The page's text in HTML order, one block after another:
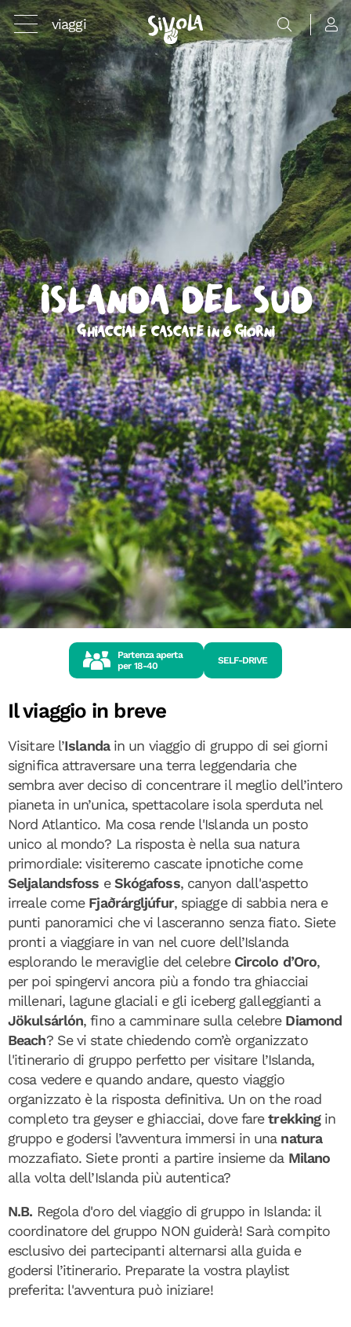
viaggi
Islanda del Sud
Ghiacciai e cascate in 6 giorni
Partenza aperta
per 18-40
SELF-DRIVE
Il viaggio in breve
Visitare l’Islandain un viaggio di gruppo di sei giorni
significa attraversare una terra leggendaria che
sembra aver deciso di concentrare il meglio dell’intero
pianeta in un’unica, spettacolare isola sperduta nel
Nord Atlantico. Ma cosa rende l'Islanda un posto
unico al mondo? La risposta è nella sua natura
primordiale: visiteremo cascate ipnotiche come
Seljalandsfoss eSkógafoss, canyon dall'aspetto
irreale come Fjaðrárgljúfur, spiagge di sabbia nera e
punti panoramici che vi lasceranno senza fiato. Siete
pronti a viaggiare in van nel cuore dell’Islanda
esplorando le meraviglie del celebre Circolo d’Oro,
per poi spingervi ancora più a fondo tra ghiacciai
millenari, lagune glaciali e gli iceberg galleggianti a
Jökulsárlón, fino a camminare sulla celebre Diamond
Beach? Se vi state chiedendo com’è organizzato
l'itinerario di gruppo perfetto per visitare l’Islanda,
cosa vedere e quando andare, questo viaggio
organizzato è la risposta definitiva. Un on the road
completo tra geyser e ghiacciai, dove faretrekkingin
gruppo e godersi l’avventura immersi in una natura
mozzafiato. Siete pronti a partire insieme da Milano
alla volta dell’Islanda più autentica?
N.B. Regola d'oro del viaggio di gruppo in Islanda: il
coordinatore del gruppo NON guiderà! Sarà compito
esclusivo dei partecipanti alternarsi alla guida e
godersi l’itinerario. Preparate la vostra playlist
preferita: l'avventura può iniziare!